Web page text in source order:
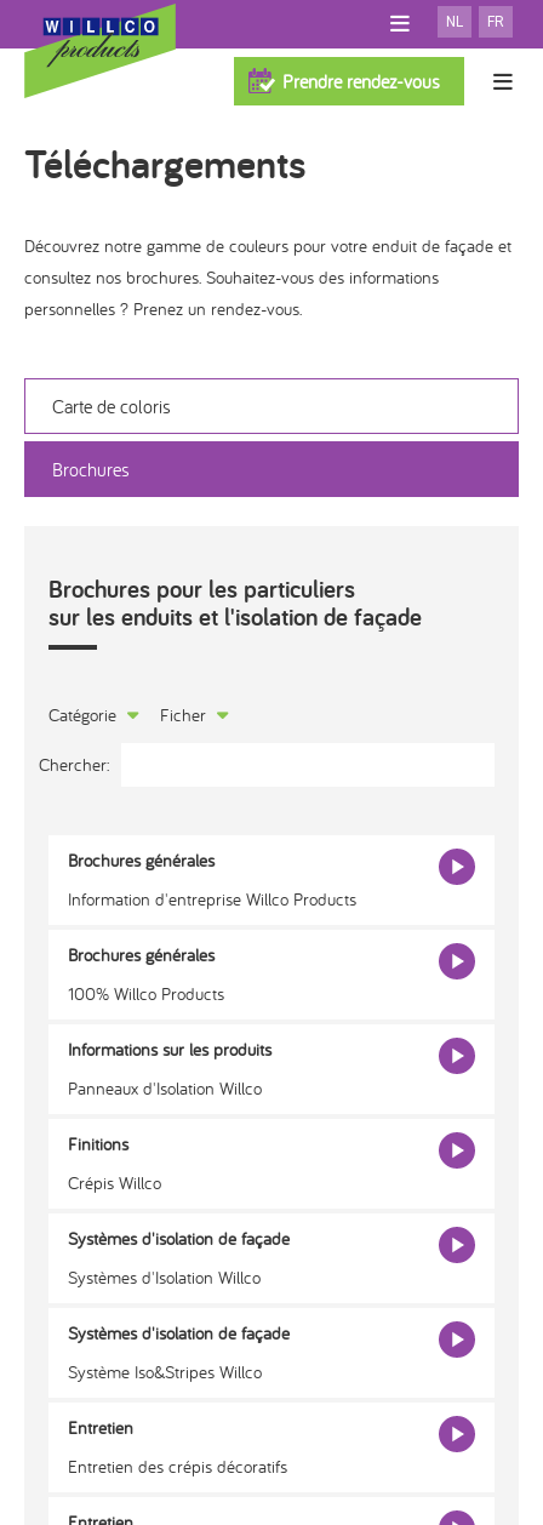
SALLE D'EXPOSITION
NL FR
ISOLATION
Willco Care
Prendre rendez-vous
Téléchargements
Découvrez notre gamme de couleurs pour votre enduit de façade et
consultez nos brochures. Souhaitez-vous des informations
personnelles ? Prenez un rendez-vous.
Carte de coloris
Brochures
Brochures pour les particuliers
sur les enduits et l'isolation de façade
Catégorie Ficher
Brochures générales
Information d'entreprise Willco Products
Brochures générales
100% Willco Products
Informations sur les produits
Panneaux d'Isolation Willco
Finitions
Crépis Willco
Systèmes d'isolation de façade
Systèmes d'Isolation Willco
Systèmes d'isolation de façade
Système Iso&Stripes Willco
Entretien
Entretien des crépis décoratifs